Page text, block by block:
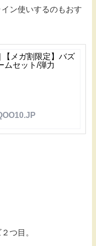
ン使いするのもおす
【メガ割限定】バズ
ムセット/弾力
つ目。